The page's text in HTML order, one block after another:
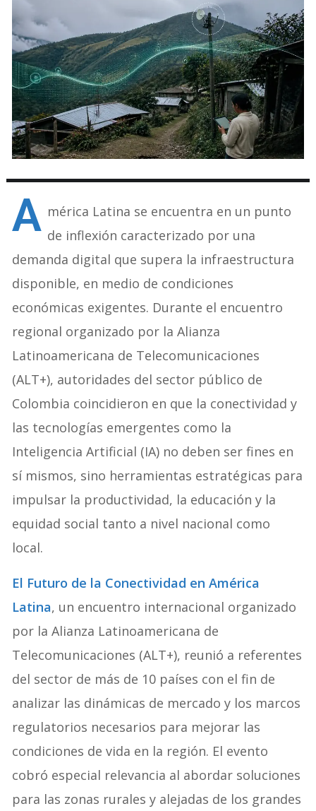
A mérica Latina se encuentra en un punto
de inflexión caracterizado por una
demanda digital que supera la infraestructura
disponible, en medio de condiciones
económicas exigentes. Durante el encuentro
regional organizado por la Alianza
Latinoamericana de Telecomunicaciones
(ALT+), autoridades del sector público de
Colombia coincidieron en que la conectividad y
las tecnologías emergentes como la
Inteligencia Artificial (IA) no deben ser fines en
sí mismos, sino herramientas estratégicas para
impulsar la productividad, la educación y la
equidad social tanto a nivel nacional como
local.
El Futuro de la Conectividad en América
Latina, un encuentro internacional organizado
por la Alianza Latinoamericana de
Telecomunicaciones (ALT+), reunió a referentes
del sector de más de 10 países con el fin de
analizar las dinámicas de mercado y los marcos
regulatorios necesarios para mejorar las
condiciones de vida en la región. El evento
cobró especial relevancia al abordar soluciones
para las zonas rurales y alejadas de los grandes